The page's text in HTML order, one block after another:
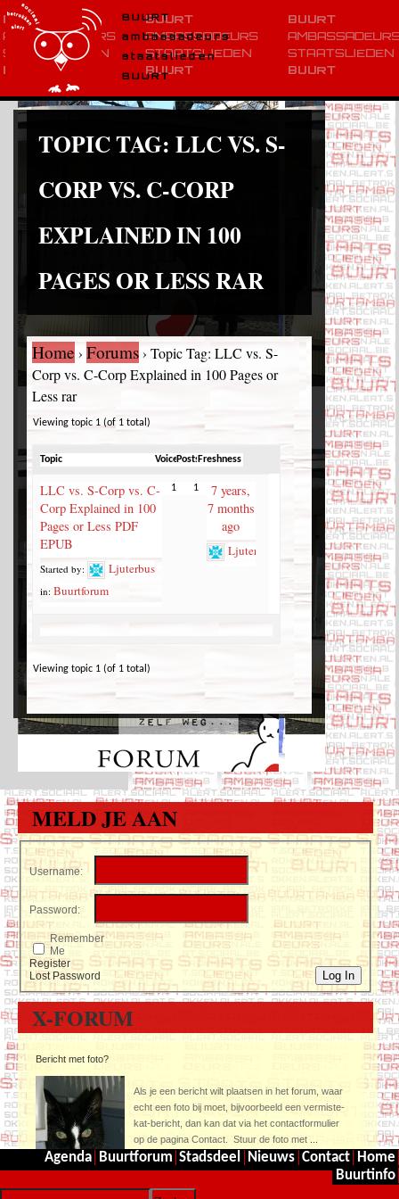
BUURT
ambassadeurs
staatslieden
BUURT
TOPIC TAG: LLC VS. S-
CORP VS. C-CORP
EXPLAINED IN 100
PAGES OR LESS RAR
Home › Forums › Topic Tag: LLC vs. S-
Corp vs. C-Corp Explained in 100 Pages or
Less rar
Viewing topic 1 (of 1 total)
Topic VoicesPosts Freshness
LLC vs. S-Corp vs. C-
Corp Explained in 100
Pages or Less PDF
EPUB
Started by: Ljuterbus
in:Buurtforum
1 1
7 years,
7 months
ago
Ljuterbus
Viewing topic 1 (of 1 total)
MELD JE AAN
Username:
Password:
Remember
Me
Log In
Register
Lost Password
X-FORUM
Bericht met foto?
Als je een bericht wilt plaatsen in het forum, waar
echt een foto bij moet, bijvoorbeeld een vermiste-
kat-bericht, dan kan dat via het contactformulier
op de pagina Contact. Stuur de foto met
Home
Contact
Nieuws
Stadsdeel
Buurtforum
Agenda
Buurtinfo